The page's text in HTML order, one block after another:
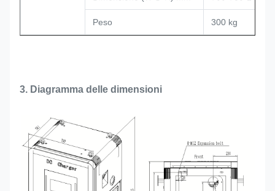
Peso 300 kg
3. Diagramma delle dimensioni